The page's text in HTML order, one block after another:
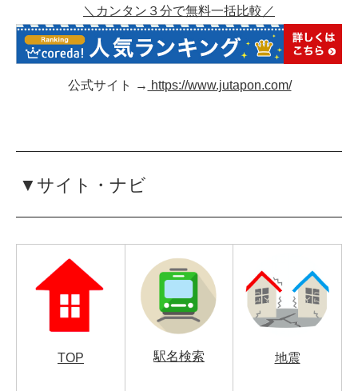
＼カンタン３分で無料一括比較／
公式サイト → https://www.jutapon.com/
▼サイト・ナビ
TOP 駅名検索 地震